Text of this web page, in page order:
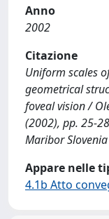
Anno
2002
Citazione
Uniform scales
geometrical
foveal vision /
(2002), pp. 25-
Maribor
Appare nelle
4.1b Atto